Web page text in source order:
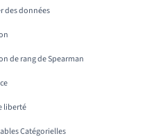
des données
de rang de Spearman
liberté
Catégorielles